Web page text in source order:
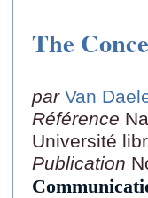
The
par Van
Référence
Université
Publication